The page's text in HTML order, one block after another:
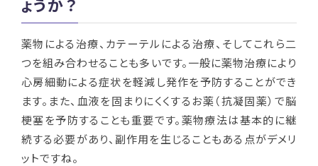
薬物による治療、カテーテルによる治療、そしてこれら二
つを組み合わせることも多いです。一般に薬物治療により
心房細動による症状を軽減し発作を予防することができ
ます。また、血液を固まりにくくするお薬（抗凝固薬）で脳
梗塞を予防することも重要です。薬物療法は基本的に継
続する必要があり、副作用を生じることもある点がデメリ
ットですね。